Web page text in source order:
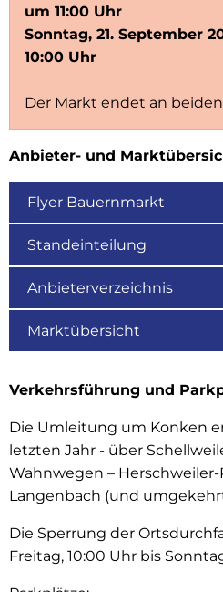
um 11:00 Uhr
Sonntag, 21. September
10:00 Uhr
Der Markt endet an
Anbieter- und
Flyer Bauernmarkt
Standeinteilung
Anbieterverzeichnis
Marktübersicht
Verkehrsführung und
Die Umleitung um Konken
letzten Jahr - über
Wahnwegen –
Langenbach (und
Die Sperrung der
Freitag, 10:00 Uhr bis